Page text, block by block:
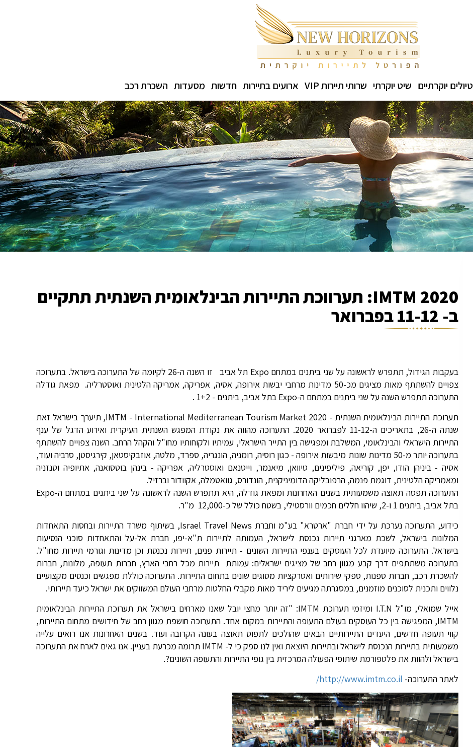
טיולים יוקרתיים שיט יוקרתי שרותי תיירות VIP ארועים בתיירות חדשות מסעדות השכרת רכב
2020 IMTM: תערווכת התיירות הבינלאומית השנתית תתקיים
ב- 11-12 בפברואר
בעקבות הגידול, תתפרש לראשונה על שני ביתנים במתחם Expo תל אביב זו השנה ה-26 לקיומה של התערוכה בישראל. בתערוכה
צפויים להשתתף מאות מציגים מכ-50 מדינות מרחבי יבשות אירופה, אסיה, אפריקה, אמריקה הלטינית ואוסטרליה. מפאת גודלה
התערוכה תתפרש השנה על שני ביתנים במתחם ה-Expo בתל אביב, ביתנים - 1+2 .
תערוכת התיירות הבינלאומית השנתית - 2020 IMTM - International Mediterranean Tourism Market, תיערך בישראל זאת
שנתה ה-26, בתאריכים ה-11-12 לפברואר 2020. התערוכה מהווה את נקודת המפגש השנתית העיקרית ואירוע הדגל של ענף
התיירות הישראלי והבינלאומי, המשלבת ומפגישה בין התייר הישראלי, עמיתיו ולקוחותיו מחו"ל והקהל הרחב. השנה צפויים להשתתף
בתערוכה יותר מ-50 מדינות שונות מיבשות אירופה - כגון רוסיה, רומניה, הונגריה, ספרד, מלטה, אוזבקיסטאן, קירגיסטן, סרביה ועוד,
אסיה - ביניהן הודו, יפן, קוריאה, פיליפינים, טיוואן, מיאנמר, וייטנאם ואוסטרליה, אפריקה - בינהן בוטסואנה, אתיופיה וטנזניה
ומאמריקה הלטינית, דוגמת פנמה, הרפובליקה הדומיניקנית, הונדורס, גוואטמלה, אקוודור וברזיל.
התערוכה תפסה תאוצה משמעותית בשנים האחרונות ומפאת גודלה, היא תתפרש השנה לראשונה על שני ביתנים במתחם ה-Expo
בתל אביב, ביתנים 1 ו-2, שיהוו חללים חכמים וורסטילי, בשטח כולל של כ-12,000 מ"ר.
כידוע, התערוכה נערכת על ידי חברת "ארטרא" בע"מ וחברת Israel Travel News, בשיתוף משרד התיירות ובחסות התאחדות
המלונות בישראל, לשכת מארגני תיירות נכנסת לישראל, העמותה לתיירות ת"א-יפו, חברת אל-על והתאחדות סוכני הנסיעות
בישראל. התערוכה מיועדת לכל העוסקים בענפי התיירות השונים - תיירות פנים, תיירות נכנסת וכן מדינות וגורמי תיירות מחו"ל.
בתערוכה משתתפים דרך קבע מגוון רחב של מציגים ישראלים: עמותת תיירות מכל רחבי הארץ, חברות תעופה, מלונות, חברות
להשכרת רכב, חברות ספנות, ספקי שירותים ואטרקציות מסוגים שונים בתחום התיירות. התערוכה כוללת מפגשים וכנסים מקצועיים
נלווים ותכנית לסוכנים מוזמנים, במסגרתה מגיעים ליריד מאות מקבלי החלטות מרחבי העולם המשווקים את ישראל כיעד תיירותי.
אייל שמואלי, מו"ל I.T.N ומיזמי תערוכת IMTM: "זה יותר מחצי יובל שאנו מארחים בישראל את תערוכת התיירות הבינלאומית
IMTM, המפגישה בין כל העוסקים בעולם התעופה והתיירות במקום אחד. התערוכה חושפת מגוון רחב של חידושים מתחום התיירות,
קווי תעופה חדשים, היעדים התיירותיים הבאים שהולכים לתפוס תאוצה בעונה הקרובה ועוד. בשנים האחרונות אנו רואים עלייה
משמעותית בתיירות הנכנסת לישראל ובתיירות היוצאת ואין לנו ספק כי ל- IMTM תרומה מכרעת בעניין. אנו גאים לארח את התערוכה
בישראל ולהוות את פלטפורמת שיתופי הפעולה המרכזית בין גופי התיירות והתעופה השונים?.
לאתר התערוכה- http://www.imtm.co.il/